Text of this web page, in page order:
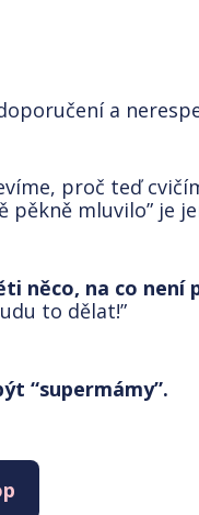
a
proč teď
pěkně mluvilo” je
něco, na co není
to dělat!”
“supermámy”.